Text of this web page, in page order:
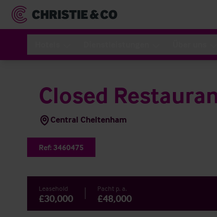
Closed
Central Cheltenham
Ref: 3460475
Leasehold
£30,000
Pacht p. a.
£48,000